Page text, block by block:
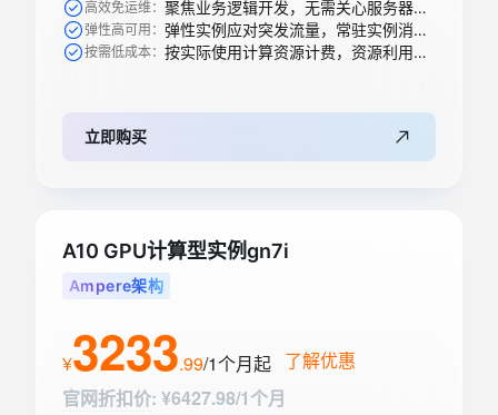
高效免运维： 聚焦业务逻辑开发，无需关心服务器购买等运维操作
弹性高可用： 弹性实例应对突发流量，常驻实例消除冷启动
按需低成本： 按实际使用计算资源计费，资源利用率高
立即购买
A10 GPU计算型实例gn7i
Ampere架构
¥3233.99/1个月起 了解优惠
官网折扣价: ¥6427.98/1个月